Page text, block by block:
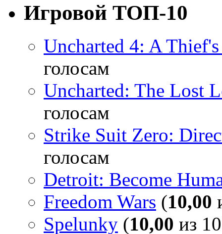
Игровой ТОП-10
Uncharted 4: A
голосам
Uncharted: The Lost
голосам
Strike Suit Zero:
голосам
Detroit: Become
Freedom Wars (10,00
Spelunky (10,00 из